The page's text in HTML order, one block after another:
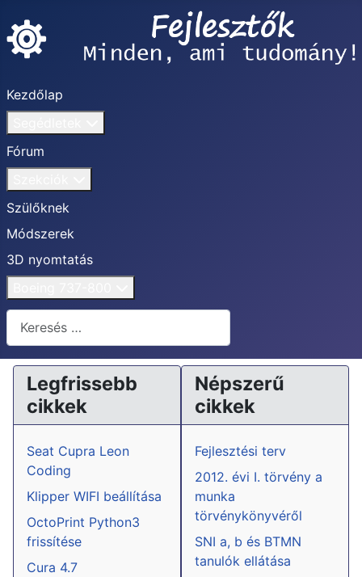
Kezdőlap
Fórum
Szülőknek
Módszerek
3D nyomtatás
Keresés...
Legfrissebb
cikkek
Seat Cupra Leon
Coding
Klipper WIFI beállítása
OctoPrint Python3
frissítése
Cura 4.7
Népszerű
cikkek
Fejlesztési terv
2012. évi I. törvény a
munka
törvénykönyvéről
SNI a, b és BTMN
tanulók ellátása